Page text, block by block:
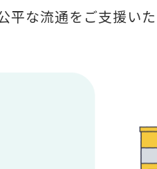
な流通をご支援いた